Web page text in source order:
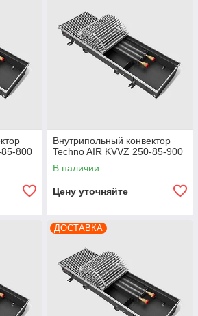
85-800
Внутрипольный конвектор
Techno AIR KVVZ 250-85-900
В наличии
Цену уточняйте
ДОСТАВКА